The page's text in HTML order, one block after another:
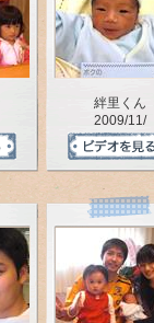
絆里くん
2009/11/